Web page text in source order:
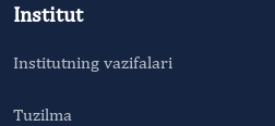
Institut
Institutning vazifalari
Tuzilma